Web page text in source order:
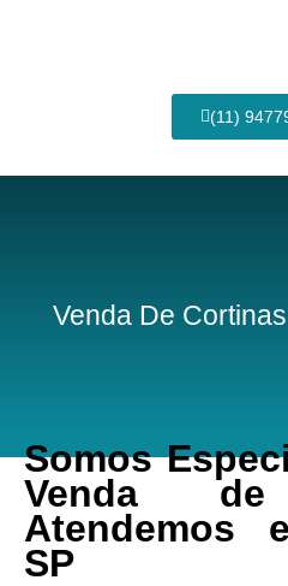
(11)
Venda De
Somos
Venda de
Atendemos
SP